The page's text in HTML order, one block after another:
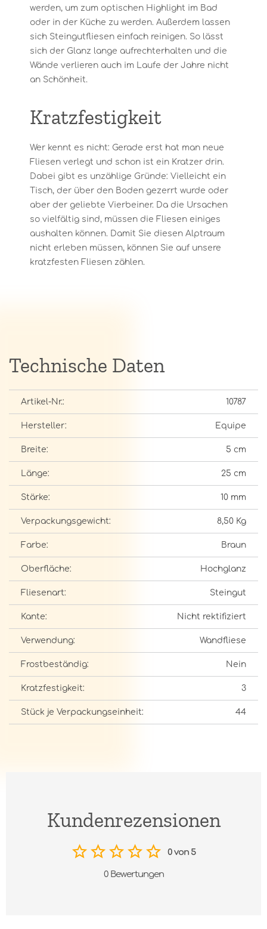
werden, um zum optischen Highlight im Bad
oder in der Küche zu werden. Außerdem lassen
sich Steingutfliesen einfach reinigen. So lässt
sich der Glanz lange aufrechterhalten und die
Wände verlieren auch im Laufe der Jahre nicht
an Schönheit.
Kratzfestigkeit
Wer kennt es nicht: Gerade erst hat man neue
Fliesen verlegt und schon ist ein Kratzer drin.
Dabei gibt es unzählige Gründe: Vielleicht ein
Tisch, der über den Boden gezerrt wurde oder
aber der geliebte Vierbeiner. Da die Ursachen
so vielfältig sind, müssen die Fliesen einiges
aushalten können. Damit Sie diesen Alptraum
nicht erleben müssen, können Sie auf unsere
kratzfesten Fliesen zählen.
Technische Daten
Artikel-Nr.: 10787
Hersteller: Equipe
Breite: 5 cm
Länge: 25 cm
Stärke: 10 mm
Verpackungsgewicht: 8,50 Kg
Farbe: Braun
Oberfläche: Hochglanz
Fliesenart: Steingut
Kante: Nicht rektifiziert
Verwendung: Wandfliese
Frostbeständig: Nein
Kratzfestigkeit: 3
Stück je Verpackungseinheit: 44
Kundenrezensionen
0 von 5
0 Bewertungen